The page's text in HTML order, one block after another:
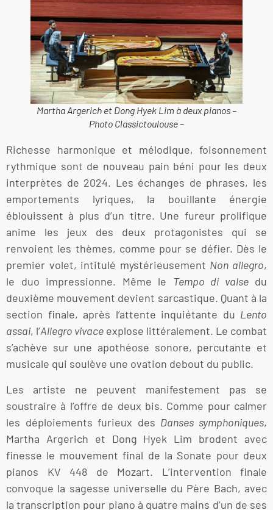
Martha Argerich et Dong Hyek Lim à deux pianos –
Photo Classictoulouse –
Richesse harmonique et mélodique, foisonnement
rythmique sont de nouveau pain béni pour les deux
interprètes de 2024. Les échanges de phrases, les
emportements lyriques, la bouillante énergie
éblouissent à plus d’un titre. Une fureur prolifique
anime les jeux des deux protagonistes qui se
renvoient les thèmes, comme pour se défier. Dès le
premier volet, intitulé mystérieusement Non allegro,
le duo impressionne. Même le
Tempo di valsedu
deuxième mouvement devient sarcastique. Quant à la
section finale, après l’attente inquiétante du Lento
assai, l’Allegro vivace explose littéralement. Le combat
s’achève sur une apothéose sonore, percutante et
musicale qui soulève une ovation debout du public.
Les artiste ne peuvent manifestement pas se
soustraire à l’offre de deux bis. Comme pour calmer
les déploiements furieux des Danses symphoniques,
Martha Argerich et Dong Hyek Lim brodent avec
finesse le mouvement final de la Sonate pour deux
pianos KV 448 de Mozart. L’intervention finale
convoque la sagesse universelle du Père Bach, avec
la transcription pour piano à quatre mains d’un de ses